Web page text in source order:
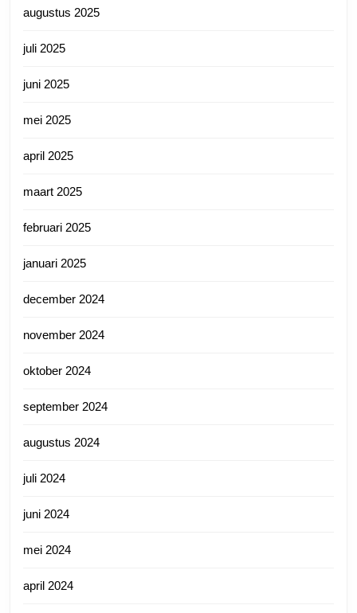
augustus 2025
juli 2025
juni 2025
mei 2025
april 2025
maart 2025
februari 2025
januari 2025
december 2024
november 2024
oktober 2024
september 2024
augustus 2024
juli 2024
juni 2024
mei 2024
april 2024